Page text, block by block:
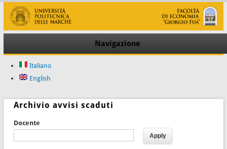
Navigazione
Italiano
English
Archivio avvisi scaduti
Docente